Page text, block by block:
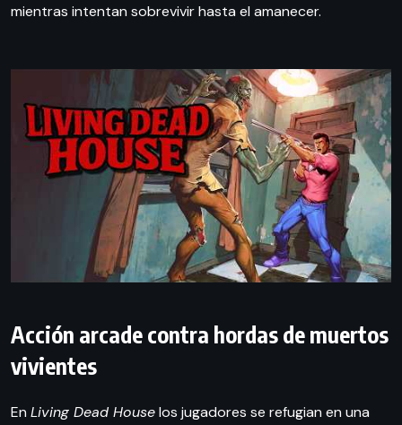
mientras intentan sobrevivir hasta el amanecer.
Acción arcade contra hordas de muertos
vivientes
En Living Dead Houselos jugadores se refugian en una